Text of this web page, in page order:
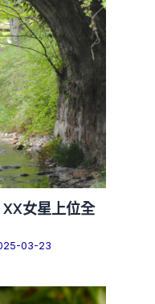
女星上位全
03-23